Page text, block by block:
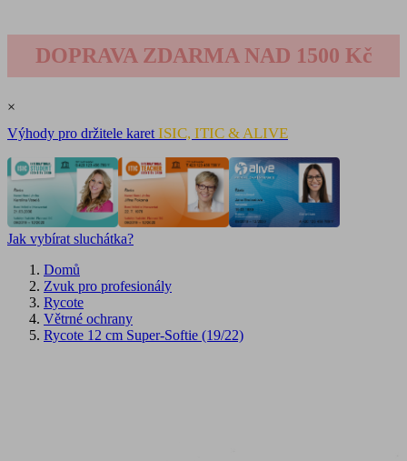
DOPRAVA ZDARMA NAD 1500 Kč
×
Výhody pro držitele karet ISIC, ITIC & ALIVE
Jak vybírat sluchátka?
Domů
Zvuk pro profesionály
Rycote
Větrné ochrany
Rycote 12 cm Super-Softie (19/22)